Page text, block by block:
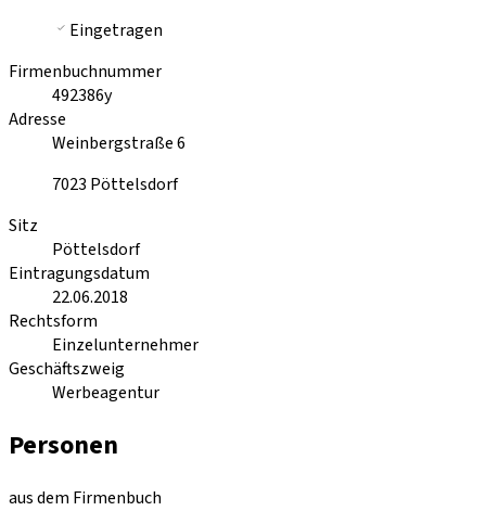
Eingetragen
Firmenbuchnummer
492386y
Adresse
Weinbergstraße 6
7023 Pöttelsdorf
Sitz
Pöttelsdorf
Eintragungsdatum
22.06.2018
Rechtsform
Einzelunternehmer
Geschäftszweig
Werbeagentur
Personen
aus dem Firmenbuch